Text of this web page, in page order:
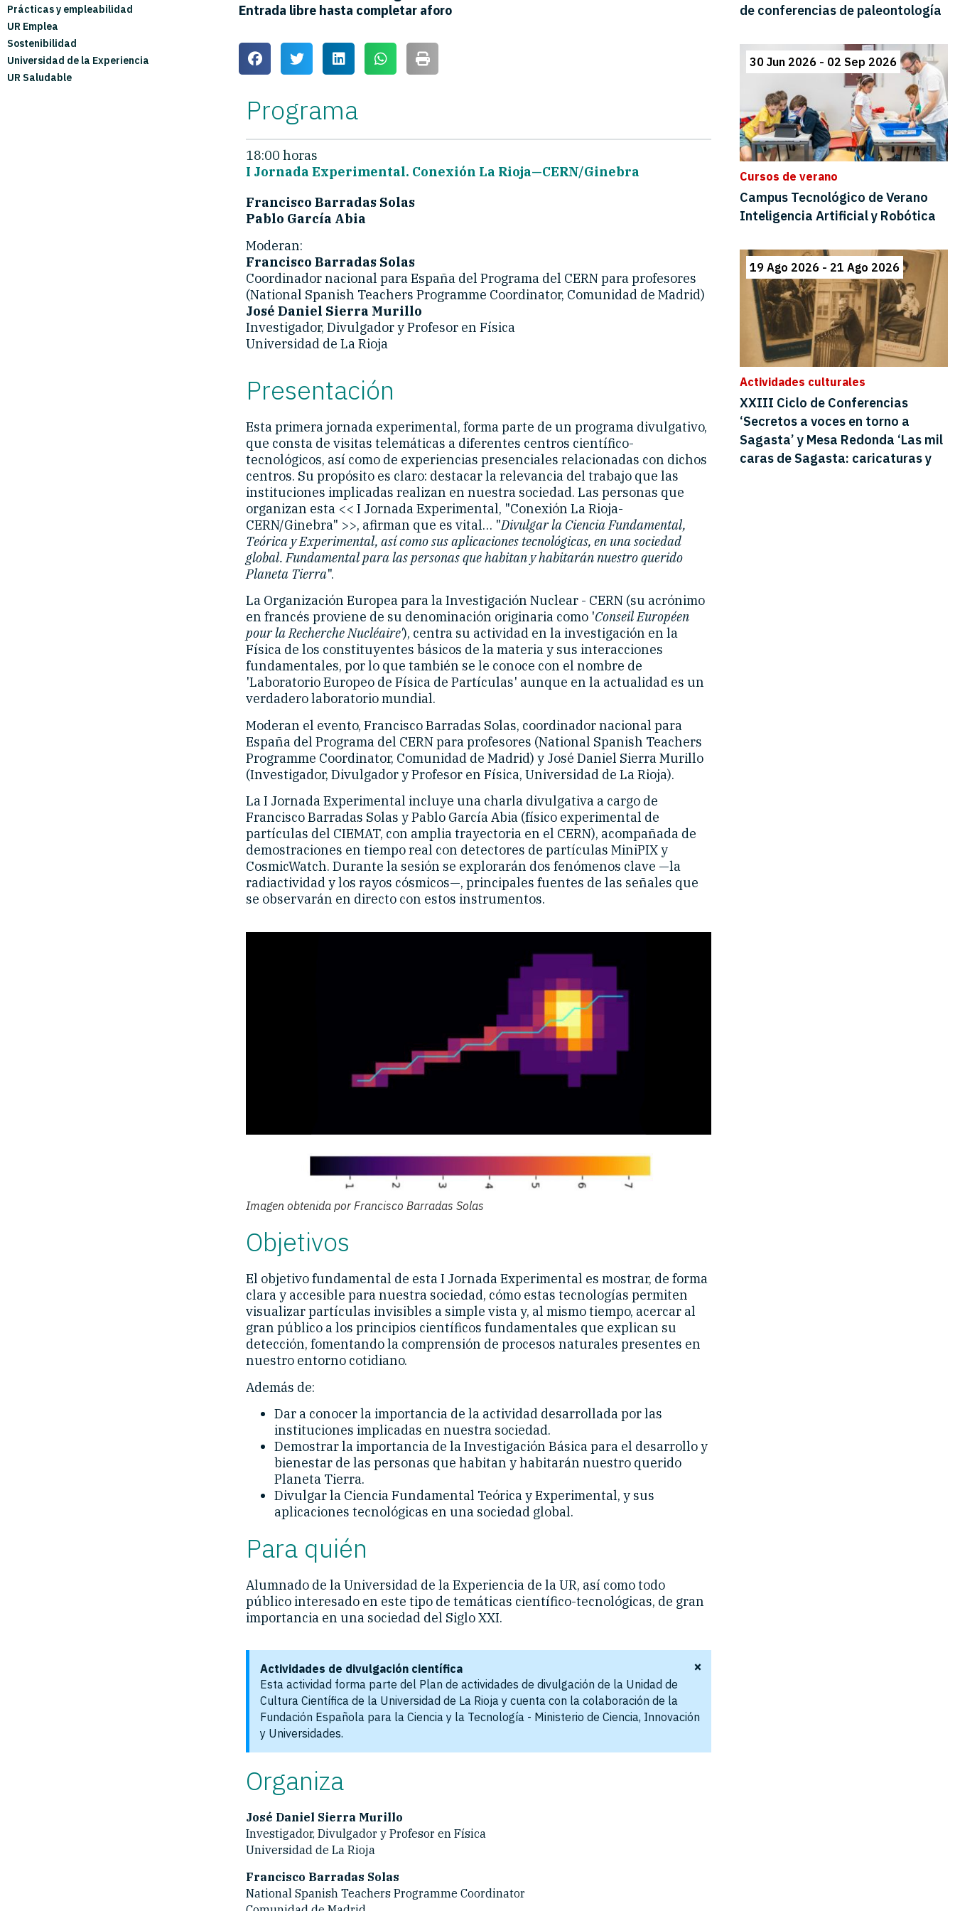
Prácticas y empleabilidad
UR Emplea
Sostenibilidad
Universidad de la Experiencia
UR Saludable
Entrada libre hasta completar aforo
Programa
18:00 horas
I Jornada Experimental. Conexión La Rioja—CERN/Ginebra
Francisco Barradas Solas
Pablo García Abia
Moderan:
Francisco Barradas Solas
Coordinador nacional para España del Programa del CERN para profesores
(National Spanish Teachers Programme Coordinator, Comunidad de Madrid)
José Daniel Sierra Murillo
Investigador, Divulgador y Profesor en Física
Universidad de La Rioja
Presentación
Esta primera jornada experimental, forma parte de un programa divulgativo,
que consta de visitas telemáticas a diferentes centros científico-
tecnológicos, así como de experiencias presenciales relacionadas con dichos
centros. Su propósito es claro: destacar la relevancia del trabajo que las
instituciones implicadas realizan en nuestra sociedad. Las personas que
organizan esta << I Jornada Experimental, "Conexión La Rioja-
CERN/Ginebra" >>, afirman que es vital… "Divulgar la Ciencia Fundamental,
Teórica y Experimental, así como sus aplicaciones tecnológicas, en una sociedad
global. Fundamental para las personas que habitan y habitarán nuestro querido
Planeta Tierra".
La Organización Europea para la Investigación Nuclear - CERN (su acrónimo
en francés proviene de su denominación originaria como 'Conseil Européen
pour la Recherche Nucléaire'), centra su actividad en la investigación en la
Física de los constituyentes básicos de la materia y sus interacciones
fundamentales, por lo que también se le conoce con el nombre de
'Laboratorio Europeo de Física de Partículas' aunque en la actualidad es un
verdadero laboratorio mundial.
Moderan el evento, Francisco Barradas Solas, coordinador nacional para
España del Programa del CERN para profesores (National Spanish Teachers
Programme Coordinator, Comunidad de Madrid) y José Daniel Sierra Murillo
(Investigador, Divulgador y Profesor en Física, Universidad de La Rioja).
La I Jornada Experimental incluye una charla divulgativa a cargo de
Francisco Barradas Solas y Pablo García Abia (físico experimental de
partículas del CIEMAT, con amplia trayectoria en el CERN), acompañada de
demostraciones en tiempo real con detectores de partículas MiniPIX y
CosmicWatch. Durante la sesión se explorarán dos fenómenos clave —la
radiactividad y los rayos cósmicos—, principales fuentes de las señales que
se observarán en directo con estos instrumentos.
Imagen obtenida por Francisco Barradas Solas
Objetivos
El objetivo fundamental de esta I Jornada Experimental es mostrar, de forma
clara y accesible para nuestra sociedad, cómo estas tecnologías permiten
visualizar partículas invisibles a simple vista y, al mismo tiempo, acercar al
gran público a los principios científicos fundamentales que explican su
detección, fomentando la comprensión de procesos naturales presentes en
nuestro entorno cotidiano.
Además de:
Dar a conocer la importancia de la actividad desarrollada por las
instituciones implicadas en nuestra sociedad.
Demostrar la importancia de la Investigación Básica para el desarrollo y
bienestar de las personas que habitan y habitarán nuestro querido
Planeta Tierra.
Divulgar la Ciencia Fundamental Teórica y Experimental, y sus
aplicaciones tecnológicas en una sociedad global.
Para quién
Alumnado de la Universidad de la Experiencia de la UR, así como todo
público interesado en este tipo de temáticas científico-tecnológicas, de gran
importancia en una sociedad del Siglo XXI.
Actividades de divulgación científica
Esta actividad forma parte del Plan de actividades de divulgación de la Unidad de
Cultura Científica de la Universidad de La Rioja y cuenta con la colaboración de la
Fundación Española para la Ciencia y la Tecnología - Ministerio de Ciencia, Innovación
y Universidades.
×
Organiza
José Daniel Sierra Murillo
Investigador, Divulgador y Profesor en Física
Universidad de La Rioja
Francisco Barradas Solas
National Spanish Teachers Programme Coordinator